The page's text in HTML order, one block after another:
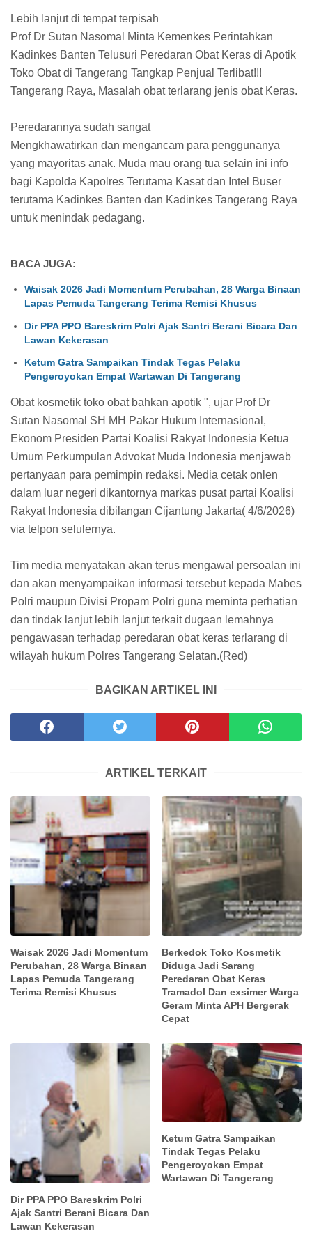
Lebih lanjut di tempat terpisah
Prof Dr Sutan Nasomal Minta Kemenkes Perintahkan
Kadinkes Banten Telusuri Peredaran Obat Keras di Apotik
Toko Obat di Tangerang Tangkap Penjual Terlibat!!!
Tangerang Raya, Masalah obat terlarang jenis obat Keras.
Peredarannya sudah sangat
Mengkhawatirkan dan mengancam para penggunanya
yang mayoritas anak. Muda mau orang tua selain ini info
bagi Kapolda Kapolres Terutama Kasat dan Intel Buser
terutama Kadinkes Banten dan Kadinkes Tangerang Raya
untuk menindak pedagang.
BACA JUGA:
Waisak 2026 Jadi Momentum Perubahan, 28 Warga Binaan
Lapas Pemuda Tangerang Terima Remisi Khusus
Dir PPA PPO Bareskrim Polri Ajak Santri Berani Bicara Dan
Lawan Kekerasan
Ketum Gatra Sampaikan Tindak Tegas Pelaku
Pengeroyokan Empat Wartawan Di Tangerang
Obat kosmetik toko obat bahkan apotik ", ujar Prof Dr
Sutan Nasomal SH MH Pakar Hukum Internasional,
Ekonom Presiden Partai Koalisi Rakyat Indonesia Ketua
Umum Perkumpulan Advokat Muda Indonesia menjawab
pertanyaan para pemimpin redaksi. Media cetak onlen
dalam luar negeri dikantornya markas pusat partai Koalisi
Rakyat Indonesia dibilangan Cijantung Jakarta( 4/6/2026)
via telpon selulernya.
Tim media menyatakan akan terus mengawal persoalan ini
dan akan menyampaikan informasi tersebut kepada Mabes
Polri maupun Divisi Propam Polri guna meminta perhatian
dan tindak lanjut lebih lanjut terkait dugaan lemahnya
pengawasan terhadap peredaran obat keras terlarang di
wilayah hukum Polres Tangerang Selatan.(Red)
BAGIKAN ARTIKEL INI
ARTIKEL TERKAIT
Waisak 2026 Jadi Momentum
Perubahan, 28 Warga Binaan
Lapas Pemuda Tangerang
Terima Remisi Khusus
Berkedok Toko Kosmetik
Diduga Jadi Sarang
Peredaran Obat Keras
Tramadol Dan exsimer Warga
Geram Minta APH Bergerak
Cepat
Dir PPA PPO Bareskrim Polri
Ajak Santri Berani Bicara Dan
Lawan Kekerasan
Ketum Gatra Sampaikan
Tindak Tegas Pelaku
Pengeroyokan Empat
Wartawan Di Tangerang